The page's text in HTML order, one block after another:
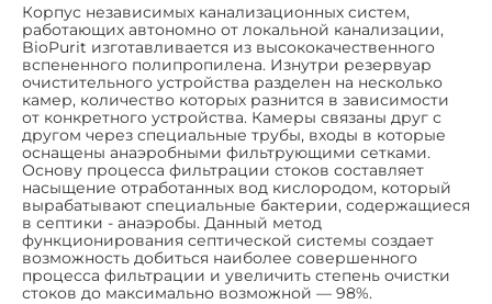
Корпус независимых канализационных систем,
работающих автономно от локальной канализации,
BioPurit изготавливается из высококачественного
вспененного полипропилена. Изнутри резервуар
очистительного устройства разделен на несколько
камер, количество которых разнится в зависимости
от конкретного устройства. Камеры связаны друг с
другом через специальные трубы, входы в которые
оснащены анаэробными фильтрующими сетками.
Основу процесса фильтрации стоков составляет
насыщение отработанных вод кислородом, который
вырабатывают специальные бактерии, содержащиеся
в септики - анаэробы. Данный метод
функционирования септической системы создает
возможность добиться наиболее совершенного
процесса фильтрации и увеличить степень очистки
стоков до максимально возможной — 98%.